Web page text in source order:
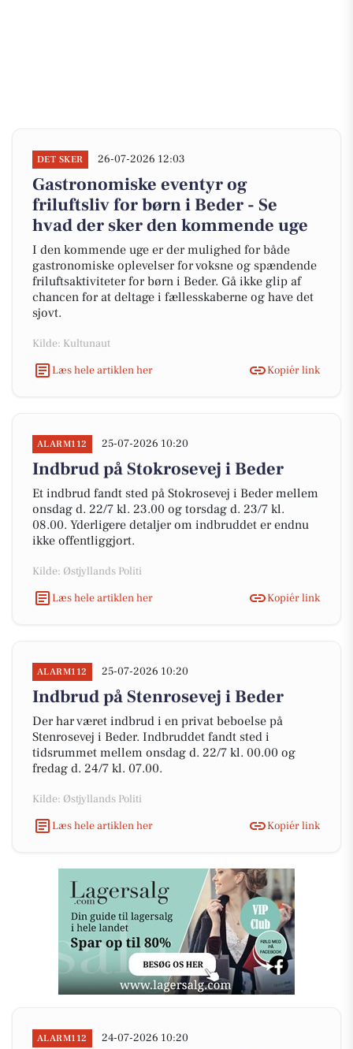
DET SKER 26-07-2026 12:03
Gastronomiske eventyr og
friluftsliv for børn i Beder - Se
hvad der sker den kommende uge
I den kommende uge er der mulighed for både
gastronomiske oplevelser for voksne og spændende
friluftsaktiviteter for børn i Beder. Gå ikke glip af
chancen for at deltage i fællesskaberne og have det
sjovt.
Kilde: Kultunaut
Læs hele artiklen her
Kopiér link
ALARM112 25-07-2026 10:20
Indbrud på Stokrosevej i Beder
Et indbrud fandt sted på Stokrosevej i Beder mellem
onsdag d. 22/7 kl. 23.00 og torsdag d. 23/7 kl.
08.00. Yderligere detaljer om indbruddet er endnu
ikke offentliggjort.
Kilde: Østjyllands Politi
Læs hele artiklen her
Kopiér link
ALARM112 25-07-2026 10:20
Indbrud på Stenrosevej i Beder
Der har været indbrud i en privat beboelse på
Stenrosevej i Beder. Indbruddet fandt sted i
tidsrummet mellem onsdag d. 22/7 kl. 00.00 og
fredag d. 24/7 kl. 07.00.
Kilde: Østjyllands Politi
Læs hele artiklen her
Kopiér link
ALARM112 24-07-2026 10:20